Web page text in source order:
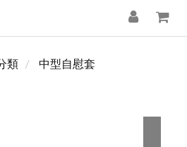
類 中型自慰套